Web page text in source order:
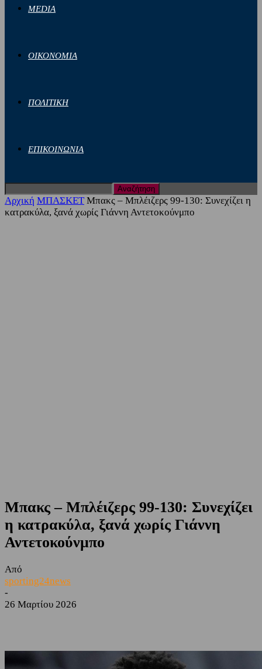
MEDIA
ΟΙΚΟΝΟΜΙΑ
ΠΟΛΙΤΙΚΗ
ΕΠΙΚΟΙΝΩΝΙΑ
Αρχική ΜΠΑΣΚΕΤ Μπακς – Μπλέιζερς 99-130: Συνεχίζει η
κατρακύλα, ξανά χωρίς Γιάννη Αντετοκούνμπο
Μπακς – Μπλέιζερς 99-130: Συνεχίζει
η κατρακύλα, ξανά χωρίς Γιάννη
Αντετοκούνμπο
Από
sporting24news
-
26 Μαρτίου 2026